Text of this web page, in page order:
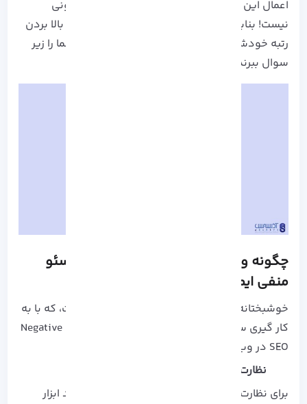
اعمال این روش ها غیر اخلاقی است! ولی غیر قانونی
نیست! بنابراین افراد زیادی به جای تلاش در جهت بالا بردن
رتبه خودشان با این نکات سعی می کنند اعتبار شما را زیر
سوال ببرند.
چگونه وب سایت خود را در برابر حملات سئو
منفی ایمن کنیم؟
خوشبختانه خبر خوب در مورد سئو منفی این است، که با به
کار گیری ساده ترین روش ها می توان از پیشرفت Negative
SEO در وب سایت مان جلوگیری کرد.
نظارت بر بک لینک ها
برای نظارت روی بک لینک ها در وب سایت تان چند ابزار